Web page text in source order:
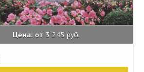
Цена: от 3 245 руб.